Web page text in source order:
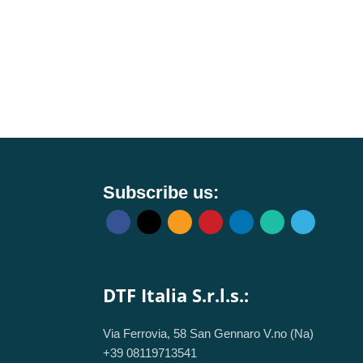
Subscribe us:
DTF Italia S.r.l.s.:
Via Ferrovia, 58 San Gennaro V.no (Na)
+39 08119713541